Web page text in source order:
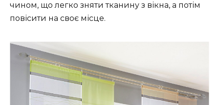
чином, що легко зняти тканину з вікна, а потім
повісити на своє місце.